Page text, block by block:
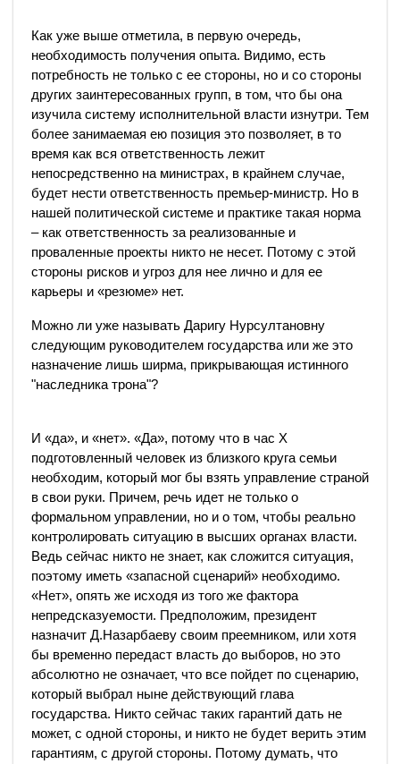
Как уже выше отметила, в первую очередь,
необходимость получения опыта. Видимо, есть
потребность не только с ее стороны, но и со стороны
других заинтересованных групп, в том, что бы она
изучила систему исполнительной власти изнутри. Тем
более занимаемая ею позиция это позволяет, в то
время как вся ответственность лежит
непосредственно на министрах, в крайнем случае,
будет нести ответственность премьер-министр. Но в
нашей политической системе и практике такая норма
– как ответственность за реализованные и
проваленные проекты никто не несет. Потому с этой
стороны рисков и угроз для нее лично и для ее
карьеры и «резюме» нет.
Можно ли уже называть Даригу Нурсултановну
следующим руководителем государства или же это
назначение лишь ширма, прикрывающая истинного
"наследника трона"?
И «да», и «нет». «Да», потому что в час Х
подготовленный человек из близкого круга семьи
необходим, который мог бы взять управление страной
в свои руки. Причем, речь идет не только о
формальном управлении, но и о том, чтобы реально
контролировать ситуацию в высших органах власти.
Ведь сейчас никто не знает, как сложится ситуация,
поэтому иметь «запасной сценарий» необходимо.
«Нет», опять же исходя из того же фактора
непредсказуемости. Предположим, президент
назначит Д.Назарбаеву своим преемником, или хотя
бы временно передаст власть до выборов, но это
абсолютно не означает, что все пойдет по сценарию,
который выбрал ныне действующий глава
государства. Никто сейчас таких гарантий дать не
может, с одной стороны, и никто не будет верить этим
гарантиям, с другой стороны. Потому думать, что